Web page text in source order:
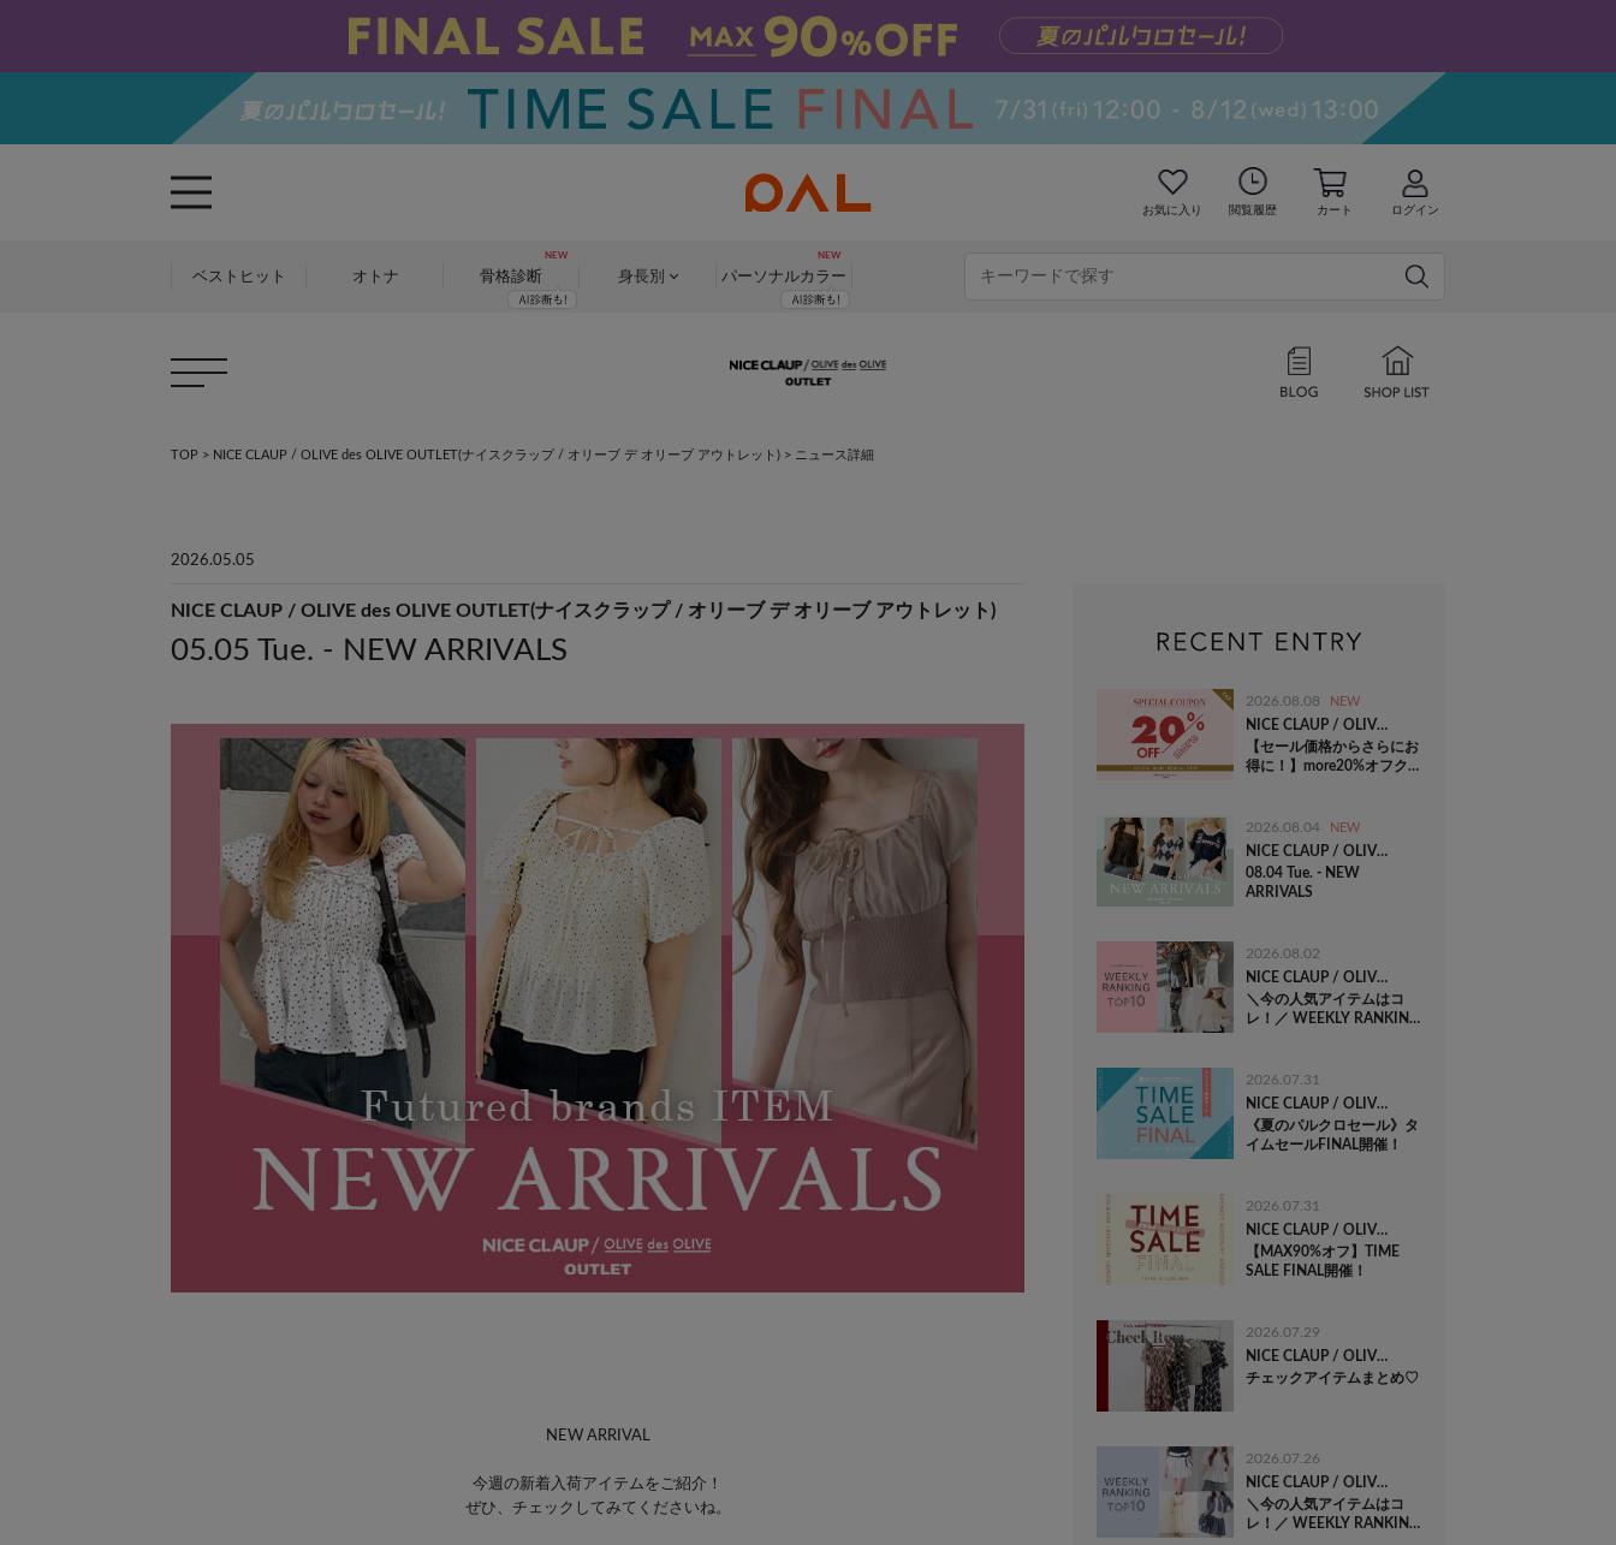
お気に入り 閲覧履歴 カート ログイン
ベストヒット オトナ 骨格診断 身長別 パーソナルカラー
TOP > NICE CLAUP / OLIVE des OLIVE OUTLET(ナイスクラップ / オリーブ デ オリーブ アウトレット) > ニュース詳細
2026.05.05
NICE CLAUP / OLIVE des OLIVE OUTLET(ナイスクラップ / オリーブ デ オリーブ アウトレット)
05.05 Tue. - NEW ARRIVALS
NEW ARRIVAL
今週の新着入荷アイテムをご紹介！
ぜひ、チェックしてみてくださいね。
2026.08.08 NEW
NICE CLAUP / OLIVE des OLIVE OUTLET
【セール価格からさらにお
得に！】more20%オフク
2026.08.04 NEW
NICE CLAUP / OLIVE des OLIVE OUTLET
08.04 Tue. - NEW
ARRIVALS
2026.08.02
NICE CLAUP / OLIVE des OLIVE OUTLET
＼今の人気アイテムはコ
レ！／ WEEKLY RANKING
2026.07.31
NICE CLAUP / OLIVE des OLIVE OUTLET
《夏のパルクロセール》タ
イムセールFINAL開催！
2026.07.31
NICE CLAUP / OLIVE des OLIVE OUTLET
【MAX90%オフ】TIME
SALE FINAL開催！
2026.07.29
NICE CLAUP / OLIVE des OLIVE OUTLET
チェックアイテムまとめ♡
2026.07.26
NICE CLAUP / OLIVE des OLIVE OUTLET
＼今の人気アイテムはコ
レ！／ WEEKLY RANKING